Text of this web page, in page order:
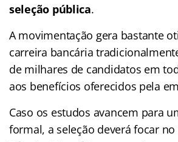
seleção pública.
A movimentação gera bastante
carreira bancária
de milhares de candidatos em
aos benefícios oferecidos pela
Caso os estudos avancem para
formal, a seleção deverá focar no